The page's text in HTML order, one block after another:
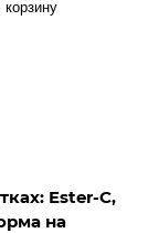
корзину
Ester-C,
на